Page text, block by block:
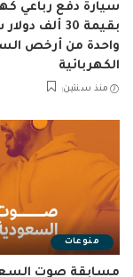
سيارة دفع رباعي
بقيمة 30 ألف
واحدة من أرخص
الكهربائية
منذ سنتين
منوعات
مسابقة صوت